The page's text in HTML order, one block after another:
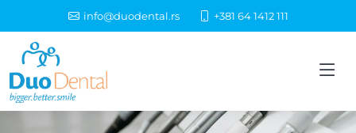
info@duodental.rs +381 64 1412 111